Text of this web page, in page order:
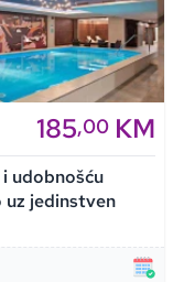
185,00 KM
udobnošću
uz jedinstven